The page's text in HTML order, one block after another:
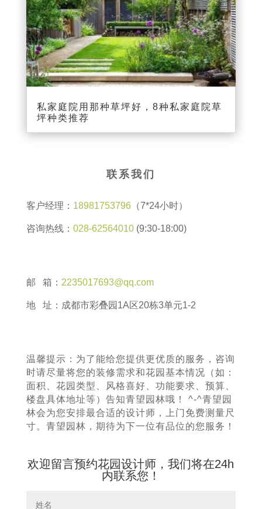
私家庭院用那种草坪好，8种私家庭院草
坪种类推荐
联系我们
客户经理： 18981753796（7*24小时）
咨询热线： 028-62564010(9:30-18:00)
邮 箱： 2235017693@qq.com
地 址：成都市彩叠园1A区20栋3单元1-2
温馨提示：为了能给您提供更优质的服务，咨询
时请尽量将您的装修需求和花园基本情况（如：
面积、花园类型、风格喜好、功能要求、预算、
楼盘具体地址等）告知青望园林哦！ ^-^青望园
林会为您安排最合适的设计师，上门免费测量尺
寸。青望园林，期待为下一位有品位的您服务！
欢迎留言预约花园设计师，我们将在24h
内联系您！